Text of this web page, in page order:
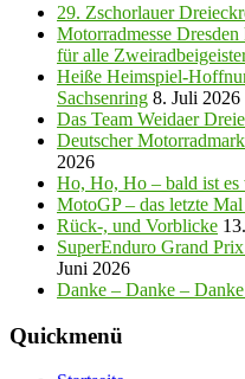
29. Zschorlauer
Motorradmesse
für alle
Heiße Heimspiel-
Sachsenring 8. Juli 2026
Das Team Weidaer
Deutscher
2026
Ho, Ho, Ho – bald ist es
MotoGP – das letzte
Rück-, und Vorblicke
SuperEnduro Grand
Juni 2026
Danke – Danke –
Quickmenü